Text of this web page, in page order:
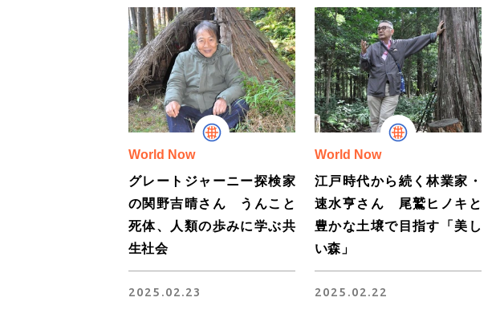
World Now
グレートジャーニー探検家
の関野吉晴さん うんこと
死体、人類の歩みに学ぶ共
生社会
2025.02.23
World Now
江戸時代から続く林業家・
速水亨さん 尾鷲ヒノキと
豊かな土壌で目指す「美し
い森」
2025.02.22